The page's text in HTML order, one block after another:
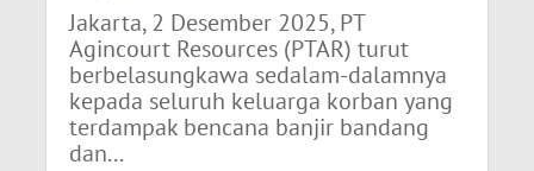
Jakarta, 2 Desember 2025, PT
Agincourt Resources (PTAR) turut
berbelasungkawa sedalam-dalamnya
kepada seluruh keluarga korban yang
terdampak bencana banjir bandang
dan...